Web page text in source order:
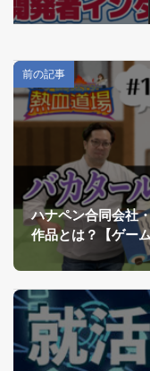
前の記事
ハナペン合同会社
作品とは？【ゲー